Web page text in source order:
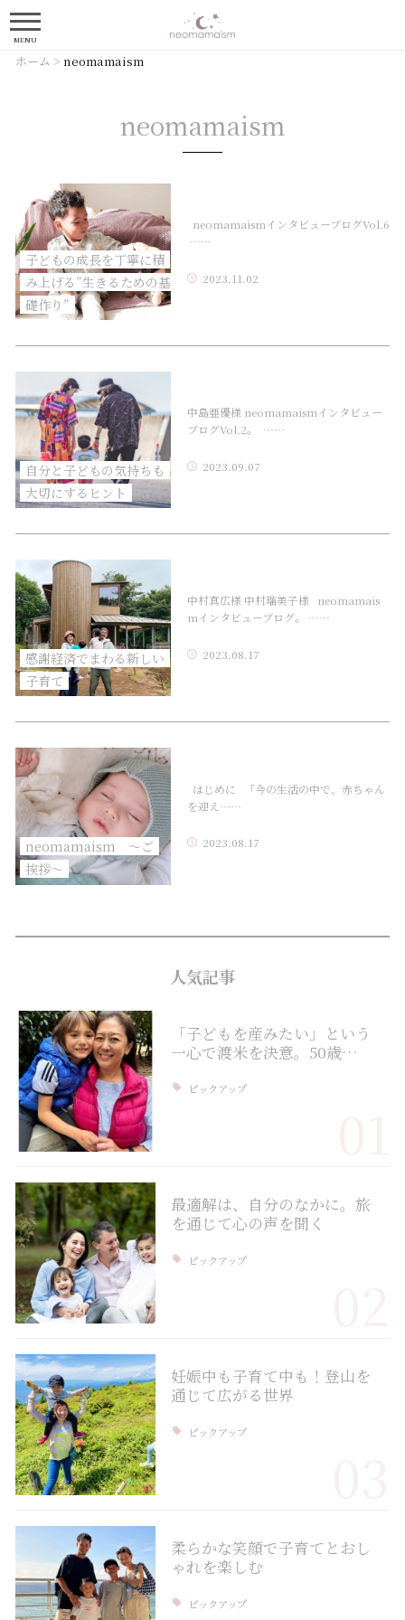
MENU
ホーム > neomamaism
neomamaism
子どもの成長を丁寧に積
み上げる”生きるための基
礎作り”
neomamaismインタビューブログVol.6
……
2023.11.02
自分と子どもの気持ちも
大切にするヒント
中島亜優様 neomamaismインタビュー
ブログVol.2。 ……
2023.09.07
感謝経済でまわる新しい
子育て
中村真広様 中村瑠美子様 neomamais
mインタビューブログ。 ……
2023.08.17
neomamaism 〜ご
挨拶〜
はじめに 「今の生活の中で、赤ちゃん
を迎え……
2023.08.17
人気記事
「子どもを産みたい」という
一心で渡米を決意。50歳…
ピックアップ
最適解は、自分のなかに。旅
を通じて心の声を聞く
ピックアップ
妊娠中も子育て中も！登山を
通じて広がる世界
ピックアップ
柔らかな笑顔で子育てとおし
ゃれを楽しむ
ピックアップ